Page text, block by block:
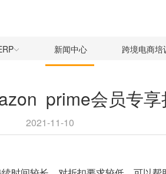
新闻中心 跨境电商培
prime会员专
2021-11-10